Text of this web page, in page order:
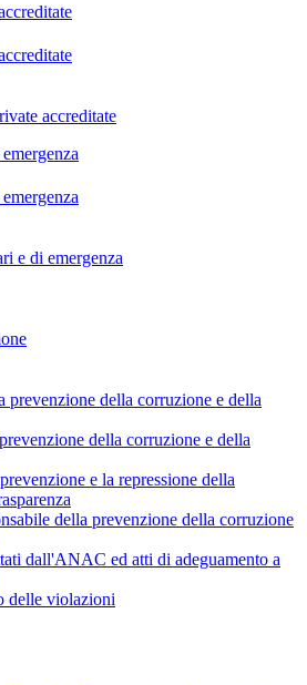
accreditate
e di emergenza
prevenzione della corruzione e della
della corruzione e della
e la repressione della
della prevenzione della corruzione
dall'ANAC ed atti di adeguamento a
delle violazioni